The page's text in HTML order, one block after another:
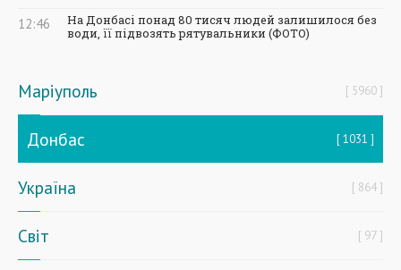
12:46
На Донбасі понад 80 тисяч людей залишилося без
води, її підвозять рятувальники (ФОТО)
Маріуполь 5960
Донбас 1031
Україна 864
Світ 97